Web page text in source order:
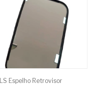
Espelho Retrovisor